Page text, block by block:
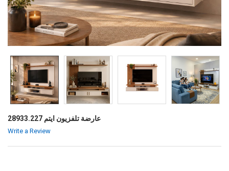
عارضة تلفزيون ايتم 28933.227
Write a Review